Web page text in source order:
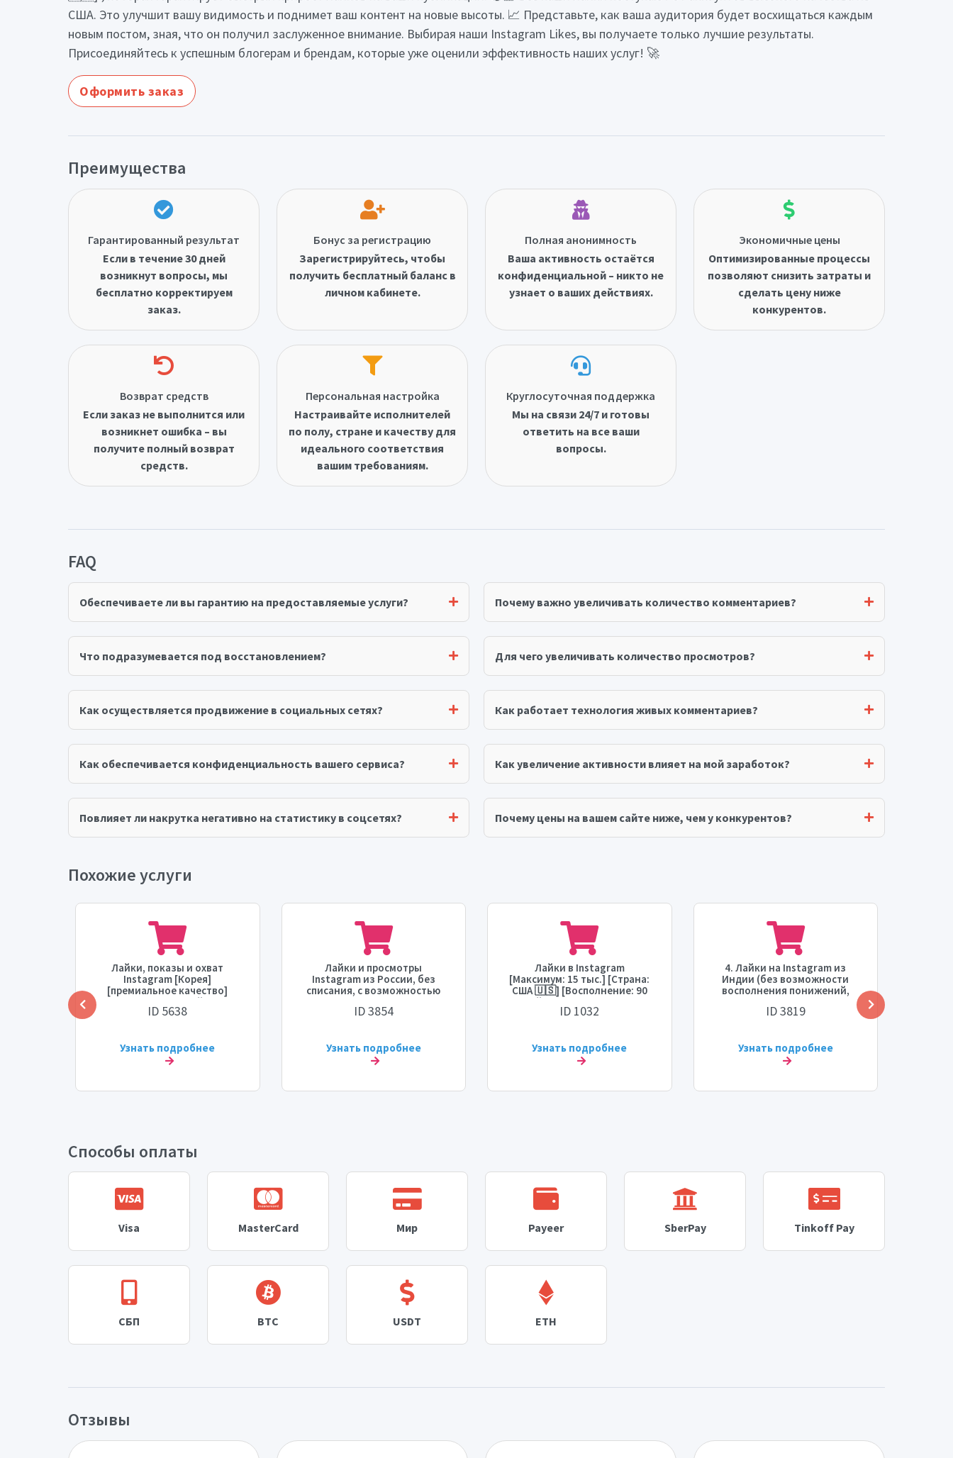
США. Это улучшит вашу видимость и поднимет ваш контент на новые высоты. 📈 Представьте, как ваша аудитория будет восхищаться каждым
новым постом, зная, что он получил заслуженное внимание. Выбирая наши Instagram Likes, вы получаете только лучшие результаты.
Присоединяйтесь к успешным блогерам и брендам, которые уже оценили эффективность наших услуг! 🚀
Оформить заказ
Преимущества
Гарантированный результат
Если в течение 30 дней
возникнут вопросы, мы
бесплатно корректируем
заказ.
Бонус за регистрацию
Зарегистрируйтесь, чтобы
получить бесплатный баланс в
личном кабинете.
Полная анонимность
Ваша активность остаётся
конфиденциальной – никто не
узнает о ваших действиях.
Экономичные цены
Оптимизированные процессы
позволяют снизить затраты и
сделать цену ниже
конкурентов.
Возврат средств
Если заказ не выполнится или
возникнет ошибка – вы
получите полный возврат
средств.
Персональная настройка
Настраивайте исполнителей
по полу, стране и качеству для
идеального соответствия
вашим требованиям.
Круглосуточная поддержка
Мы на связи 24/7 и готовы
ответить на все ваши
вопросы.
FAQ
Обеспечиваете ли вы гарантию на предоставляемые услуги? Почему важно увеличивать количество комментариев?
Что подразумевается под восстановлением? Для чего увеличивать количество просмотров?
Как осуществляется продвижение в социальных сетях? Как работает технология живых комментариев?
Как обеспечивается конфиденциальность вашего сервиса? Как увеличение активности влияет на мой заработок?
Повлияет ли накрутка негативно на статистику в соцсетях? Почему цены на вашем сайте ниже, чем у конкурентов?
Похожие услуги
Лайки, показы и охват
Instagram [Корея]
[премиальное качество]
[Пополнение: 30 дней] [Макс:
2К] [Время начала: 0 - 1 час]
ID 5638
Узнать подробнее
Лайки и просмотры
Instagram из России, без
списания, с возможностью
дней, максимум 2 тысячи,
ID 3854
Узнать подробнее
Лайки в Instagram
[Максимум: 15 тыс.] [Страна:
США 🇺🇸] [Восполнение: 90
дней] [Скорость: 10 тыс./
день] [Время старта: 0 - 1 час]
ID 1032
Узнать подробнее
4. Лайки на Instagram из
Индии (без возможности
восполнения понижений,
50K, временной интервал
ID 3819
Узнать подробнее
Способы оплаты
Visa MasterCard Мир Payeer SberPay Tinkoff Pay
СБП BTC USDT ETH
Отзывы